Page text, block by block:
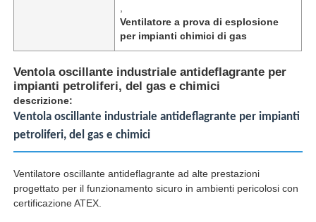
Casa
Prodotti
Ventilatore a prova di esplosione
per impianti chimici di gas
Ventola oscillante industriale antideflagrante per
impianti petroliferi, del gas e chimici
descrizione:
Ventola oscillante industriale antideflagrante per impianti
petroliferi, del gas e chimici
Ventilatore oscillante antideflagrante ad alte prestazioni
progettato per il funzionamento sicuro in ambienti pericolosi con
certificazione ATEX.